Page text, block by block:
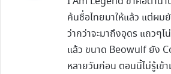
s
:
ค้นชื่อไทยมาให้แล้ว แต่ผม
ว่ากว่าจะมาถึงอุดร แถวๆ
แล้ว ขนาด Beowulf ยัง
หลายวันก่อน ตอนนี้ไม่รู้เข้